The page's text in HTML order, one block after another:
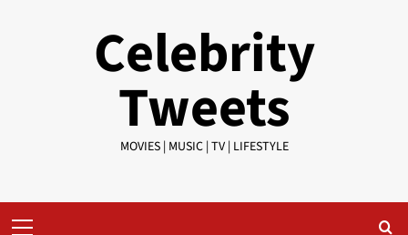
Celebrity
Tweets
MOVIES | MUSIC | TV | LIFESTYLE